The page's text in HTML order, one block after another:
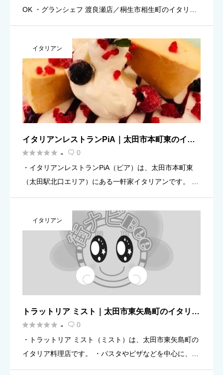
OK ・グランシェフ 渡良瀬店／桐生市相生町のイタリア
ディナー（17:00〜22:00）の営業案内（目安 […]
イタリアン
イタリアンレストランPiA｜太田市本町東のイタ
リアン（太田駅）案内
 -  0
・イタリアンレストランPiA（ピア）は、太田市本町東
（太田駅北口エリア）にある一軒家イタリアンです。 ・
やすいお店（目安）。 ・営業時間（目安）：平日 11:0
0〜15: […]
イタリアン
トラットリア ミスト｜太田市東矢島町のイタリア
ン（予約・地図）案内
 -  0
・トラットリア ミスト（ミスト）は、太田市東矢島町の
イタリア料理店です。 ・パスタやピザなどを中心に、ラ